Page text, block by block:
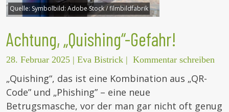
Quelle: Symbolbild: Adobe Stock / filmbildfabrik
Achtung, „Quishing“-Gefahr!
28. Februar 2025 | Eva Bistrick | Kommentar schreiben
„Quishing“, das ist eine Kombination aus „QR-
Code” und „Phishing” – eine neue
Betrugsmasche, vor der man gar nicht oft genug